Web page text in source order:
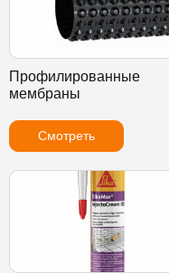
Профилированные
мембраны
Смотреть